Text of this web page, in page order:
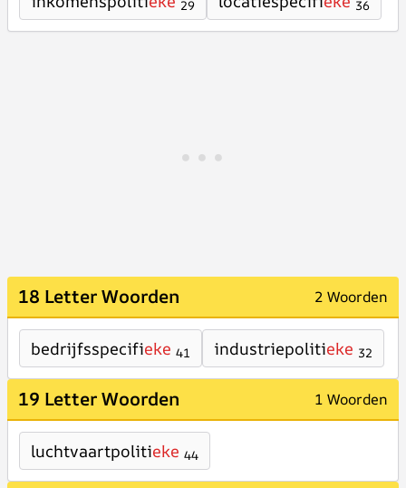
29 36
18 Letter Woorden 2 Woorden
bedrijfsspecifieke 41 industriepolitieke 32
19 Letter Woorden 1 Woorden
luchtvaartpolitieke 44